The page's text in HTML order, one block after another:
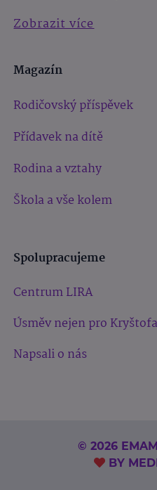
Zobrazit více
Magazín
Rodičovský příspěvek
Přídavek na dítě
Rodina a vztahy
Škola a vše kolem
Spolupracujeme
Centrum LIRA
Úsměv nejen pro Kryštofa
Napsali o nás
© 2026
BY